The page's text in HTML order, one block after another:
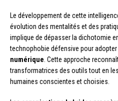
Le développement de cette
évolution des mentalités et des
implique de dépasser la dichotomie
technophobie défensive pour adopter
numérique . Cette approche
transformatrices des outils tout en
humaines conscientes et choisies.